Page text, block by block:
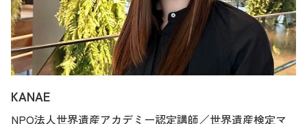
KANAE
NPO法人世界遺産アカデミー認定講師／世界遺産検定マ